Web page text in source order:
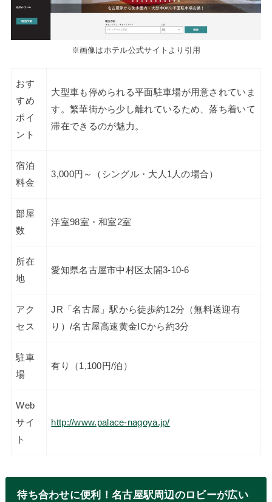
※画像はホテル公式サイトより引用
おす
すめ
ポイ
ント
大型車も停められる平面駐車場が用意されていま
す。繁華街から少し離れているため、落ち着いて
滞在できるのが魅力。
宿泊
料金
3,000円～（シングル・大人1人の場合）
部屋
数
洋室98室・和室2室
所在
地
愛知県名古屋市中村区太閤3-10-6
アク
セス
JR「名古屋」駅から徒歩約12分（無料送迎有
り）/名古屋高速黄金ICから約3分
駐車
場
有り（1,100円/泊）
Web
サイ
ト
http://www.palace-nagoya.jp/
待ち合わせに便利！名古屋駅周辺のロビーが広い